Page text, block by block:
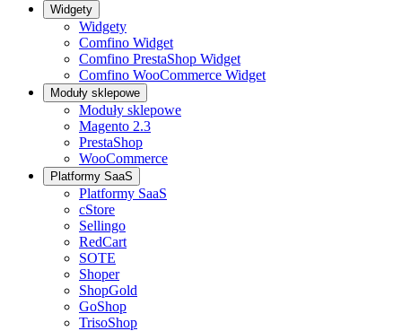
Widgety
Widgety
Comfino Widget
Comfino PrestaShop Widget
Comfino WooCommerce Widget
Moduły sklepowe
Moduły sklepowe
Magento 2.3
PrestaShop
WooCommerce
Platformy SaaS
Platformy SaaS
cStore
Sellingo
RedCart
SOTE
Shoper
ShopGold
GoShop
TrisoShop